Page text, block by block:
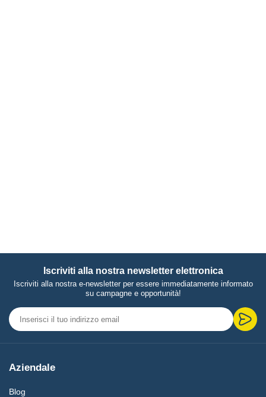
Iscriviti alla nostra newsletter elettronica
Iscriviti alla nostra e-newsletter per essere immediatamente informato
su campagne e opportunità!
Aziendale
Blog